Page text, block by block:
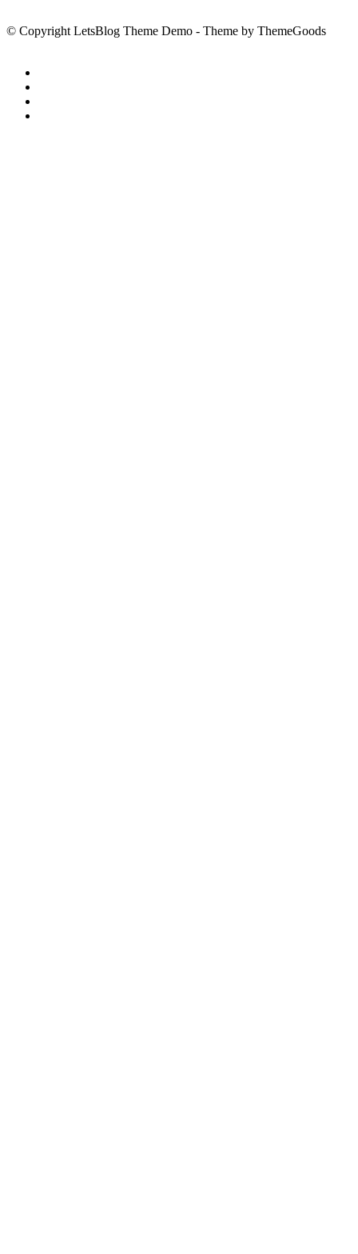
© Copyright LetsBlog Theme Demo - Theme by ThemeGoods